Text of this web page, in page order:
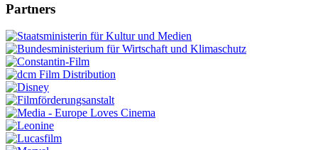
Partners